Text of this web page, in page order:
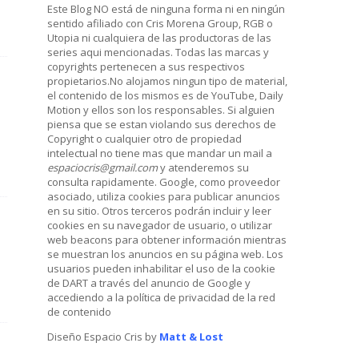
Este Blog NO está de ninguna forma ni en ningún
sentido afiliado con Cris Morena Group, RGB o
Utopia ni cualquiera de las productoras de las
series aqui mencionadas. Todas las marcas y
copyrights pertenecen a sus respectivos
propietarios.No alojamos ningun tipo de material,
el contenido de los mismos es de YouTube, Daily
Motion y ellos son los responsables. Si alguien
piensa que se estan violando sus derechos de
Copyright o cualquier otro de propiedad
intelectual no tiene mas que mandar un mail a
espaciocris@gmail.comy atenderemos su
consulta rapidamente. Google, como proveedor
asociado, utiliza cookies para publicar anuncios
en su sitio. Otros terceros podrán incluir y leer
cookies en su navegador de usuario, o utilizar
web beacons para obtener información mientras
se muestran los anuncios en su página web. Los
usuarios pueden inhabilitar el uso de la cookie
de DART a través del anuncio de Google y
accediendo a la política de privacidad de la red
de contenido
Diseño Espacio Cris by Matt & Lost